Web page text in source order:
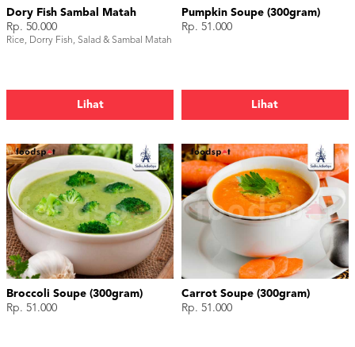
Dory Fish Sambal Matah
Rp. 50.000
Rice, Dorry Fish, Salad & Sambal Matah
Lihat
Pumpkin Soupe (300gram)
Rp. 51.000
Lihat
Broccoli Soupe (300gram)
Rp. 51.000
Carrot Soupe (300gram)
Rp. 51.000